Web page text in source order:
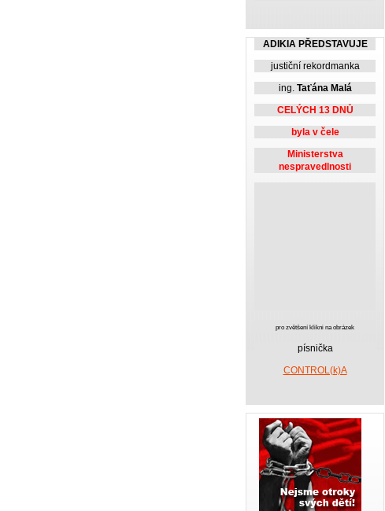
ADIKIA PŘEDSTAVUJE
justiční rekordmanka
ing. Taťána Malá
CELÝCH 13 DNŮ
byla v čele
Ministerstva
nespravedlnosti
pro zvětšení klikni na obrázek
písnička
CONTROL(k)A